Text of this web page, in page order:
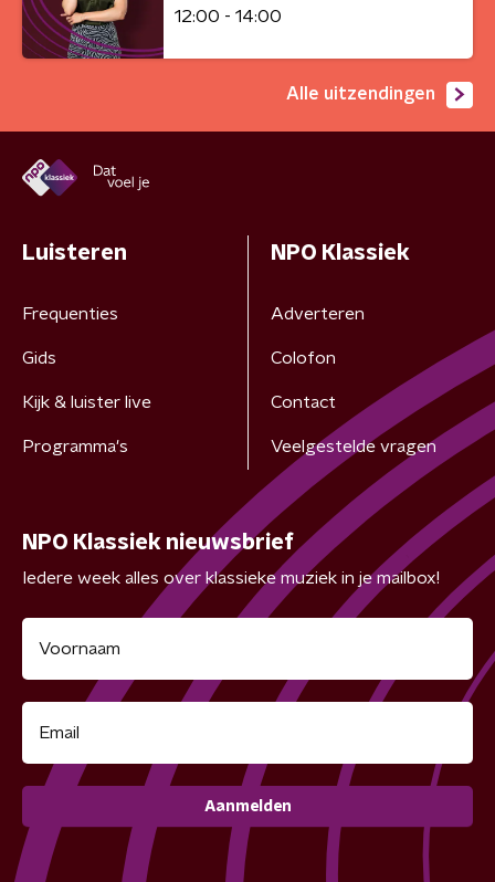
12:00 - 14:00
Alle uitzendingen
Luisteren
Frequenties
Gids
Kijk & luister live
Programma's
NPO Klassiek
Adverteren
Colofon
Contact
Veelgestelde vragen
NPO Klassiek nieuwsbrief
Iedere week alles over klassieke muziek in je mailbox!
Aanmelden